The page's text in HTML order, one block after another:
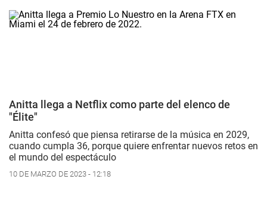
Anitta llega a Netflix como parte del elenco de
"Élite"
Anitta confesó que piensa retirarse de la música en 2029,
cuando cumpla 36, porque quiere enfrentar nuevos retos en
el mundo del espectáculo
10 DE MARZO DE 2023 - 12:18